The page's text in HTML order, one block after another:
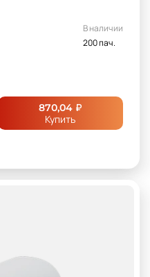
В наличии
200 пач.
870,04 ₽
Купить